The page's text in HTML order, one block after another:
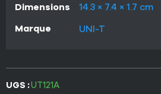
Dimensions
14.3 × 7.4 × 1.7 cm
Marque
UNI-T
UGS :UT121A